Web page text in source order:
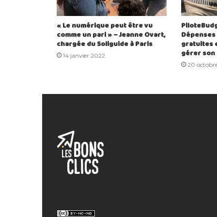
« Le numérique peut être vu
comme un pari » – Jeanne Ovart,
chargée du Soliguide à Paris
14 janvier 2022
gratuites
gérer son
20